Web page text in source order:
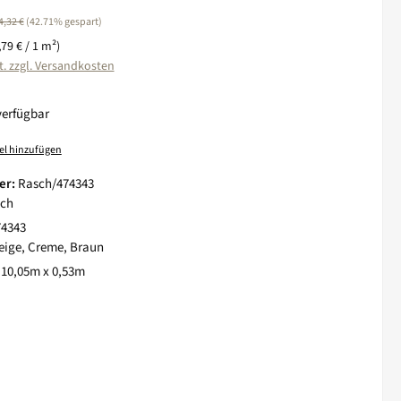
Preis:
€ (42.71% gespart)
€ / 1 m²)
zzgl. Versandkosten
hinzufügen
Rasch/474343
Creme, Braun
10,05m x 0,53m